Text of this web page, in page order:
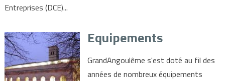
Entreprises (DCE)...
Equipements
GrandAngoulême s'est doté au fil des
années de nombreux équipements